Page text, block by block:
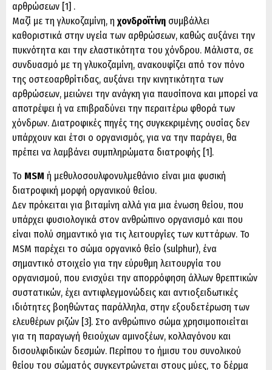
αρθρώσεων [1] .
Μαζί με τη γλυκοζαμίνη, η χονδροϊτίνη συμβάλλει
καθοριστικά στην υγεία των αρθρώσεων, καθώς αυξάνει την
πυκνότητα και την ελαστικότητα του χόνδρου. Μάλιστα, σε
συνδυασμό µε τη γλυκοζαµίνη, ανακουφίζει από τον πόνο
της οστεοαρθρίτιδας, αυξάνει την κινητικότητα των
αρθρώσεων, μειώνει την ανάγκη για παυσίπονα και μπορεί να
αποτρέψει ή να επιβραδύνει την περαιτέρω φθορά των
χόνδρων. Διατροφικές πηγές της συγκεκριμένης ουσίας δεν
υπάρχουν και έτσι ο οργανισμός, για να την παράγει, θα
πρέπει να λαμβάνει συμπληρώματα διατροφής [1].
Το MSM ή μεθυλοσουλφονυλμεθάνιο είναι μια φυσική
διατροφική μορφή οργανικού θείου.
Δεν πρόκειται για βιταμίνη αλλά για μια ένωση θείου, που
υπάρχει φυσιολογικά στον ανθρώπινο οργανισμό και που
είναι πολύ σημαντικό για τις λειτουργίες των κυττάρων. To
MSM παρέχει το σώμα οργανικό θείο (sulphur), ένα
σημαντικό στοιχείο για την εύρυθμη λειτουργία του
οργανισμού, που ενισχύει την απορρόφηση άλλων θρεπτικών
συστατικών, έχει αντιφλεγμονώδεις και αντιοξειδωτικές
ιδιότητες βοηθώντας παράλληλα, στην εξουδετέρωση των
ελευθέρων ριζών [3]. Στο ανθρώπινο σώμα χρησιμοποιείται
για τη παραγωγή θειούχων αμινοξέων, κολλαγόνου και
δισουλφιδικών δεσμών. Περίπου το ήμισυ του συνολικού
θείου του σώματός συγκεντρώνεται στους μύες, το δέρμα